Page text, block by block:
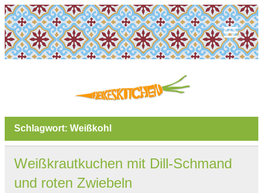
Schlagwort: Weißkohl
Weißkrautkuchen mit Dill-Schmand
und roten Zwiebeln